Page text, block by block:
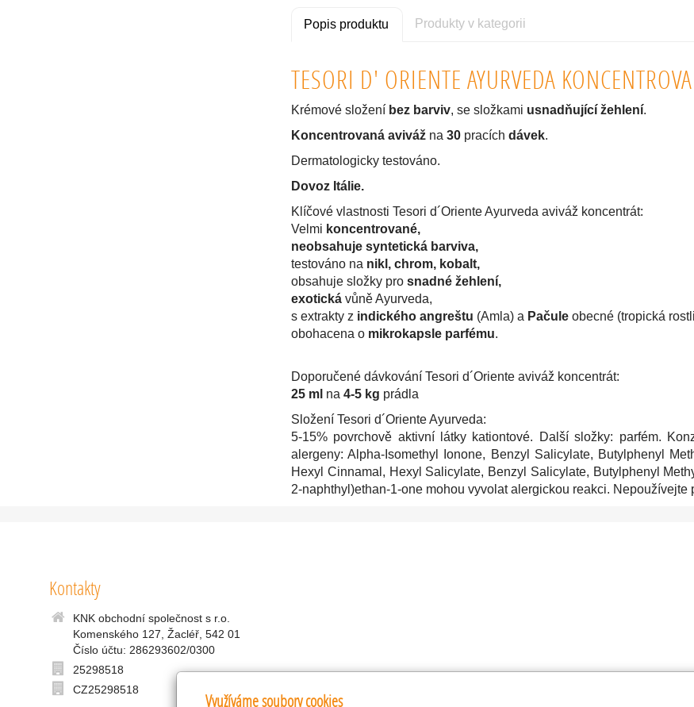
Popis produktu Produkty v kategorii
TESORI D' ORIENTE AYURVEDA
Krémové složení bez barviv, se složkami usnadňující žehlení.
Koncentrovaná aviváž na 30 pracích dávek.
Dermatologicky testováno.
Dovoz Itálie.
Klíčové vlastnosti Tesori d´Oriente Ayurveda aviváž koncentrát:
Velmi koncentrované,
neobsahuje syntetická barviva,
testováno na nikl, chrom, kobalt,
obsahuje složky pro snadné žehlení,
exotická vůně Ayurveda,
s extrakty z indického angreštu (Amla) a Pačule obecné (tropická
obohacena o mikrokapsle parfému.
Doporučené dávkování Tesori d´Oriente aviváž koncentrát:
25 ml na 4-5 kg prádla
Složení Tesori d´Oriente Ayurveda:
5-15% povrchově aktivní látky kationtové. Další složky: parfém.
alergeny: Alpha-Isomethyl Ionone, Benzyl Salicylate, Butylphenyl
Hexyl Cinnamal, Hexyl Salicylate, Benzyl Salicylate, Butylphenyl
2-naphthyl)ethan-1-one mohou vyvolat alergickou reakci.
Kontakty
KNK obchodní společnost s r.o.
Komenského 127, Žacléř, 542 01
Číslo účtu: 286293602/0300
25298518
CZ25298518
Využíváme soubory cookies